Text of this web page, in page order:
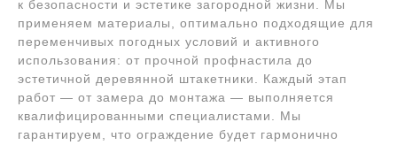
к безопасности и эстетике загородной жизни. Мы
применяем материалы, оптимально подходящие для
переменчивых погодных условий и активного
использования: от прочной профнастила до
эстетичной деревянной штакетники. Каждый этап
работ — от замера до монтажа — выполняется
квалифицированными специалистами. Мы
гарантируем, что ограждение будет гармонично